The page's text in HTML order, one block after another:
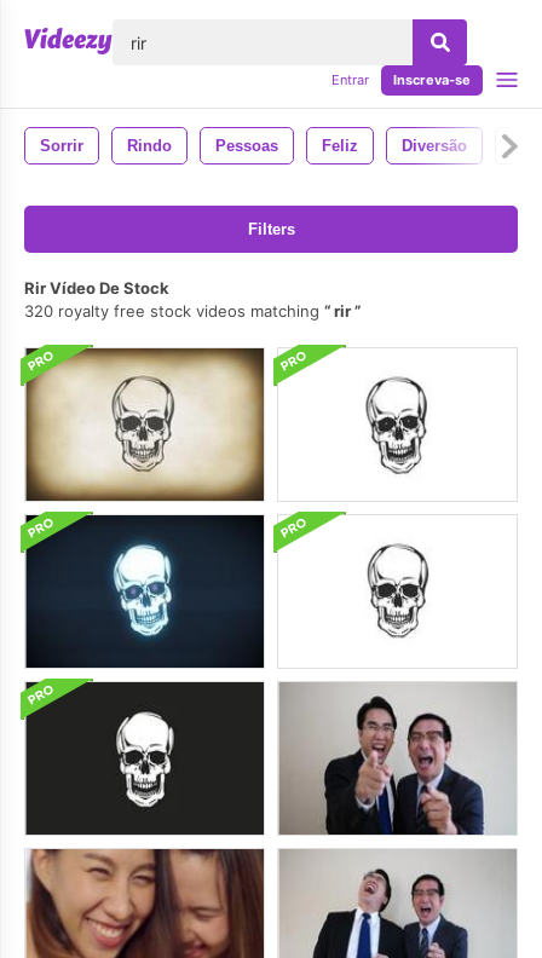
Entrar Inscreva-se
Sorrir Rindo Pessoas Feliz Diversão
Filters
Rir Vídeo De Stock
320 royalty free stock videos matching
rir